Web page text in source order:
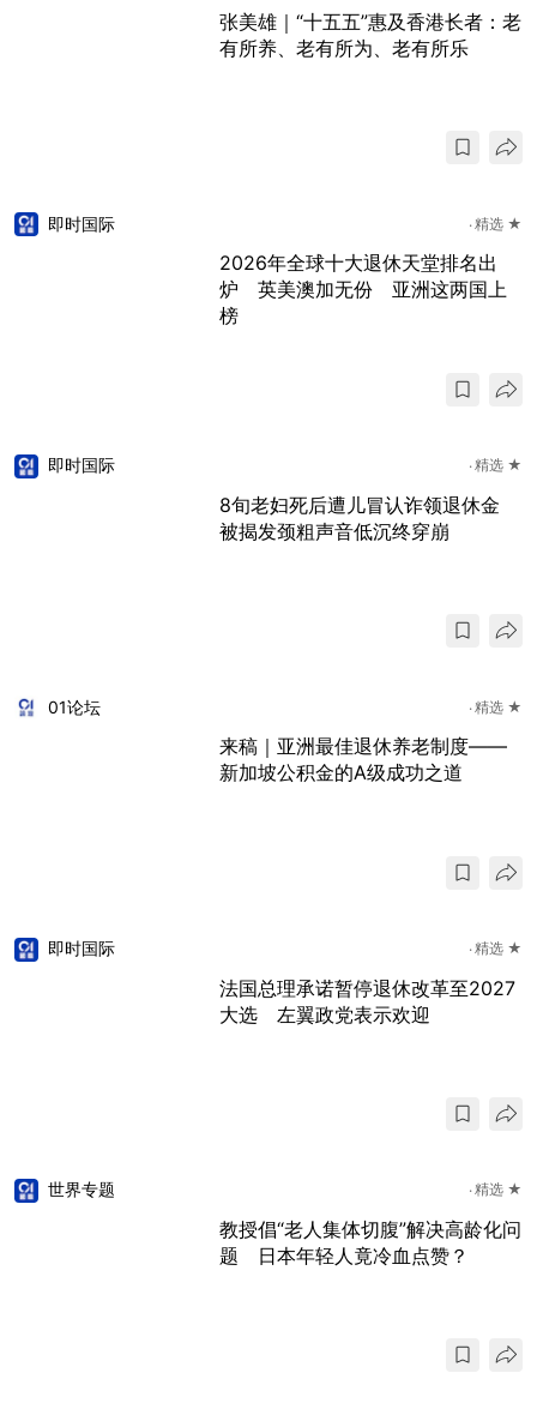
张美雄｜“十五五”惠及香港长者：老
有所养、老有所为、老有所乐
即时国际 精选 ★
2026年全球十大退休天堂排名出
炉 英美澳加无份 亚洲这两国上
榜
即时国际 精选 ★
8旬老妇死后遭儿冒认诈领退休金
被揭发颈粗声音低沉终穿崩
01论坛 精选 ★
来稿｜亚洲最佳退休养老制度——
新加坡公积金的A级成功之道
即时国际 精选 ★
法国总理承诺暂停退休改革至2027
大选 左翼政党表示欢迎
世界专题 精选 ★
教授倡“老人集体切腹”解决高龄化问
题 日本年轻人竟冷血点赞？